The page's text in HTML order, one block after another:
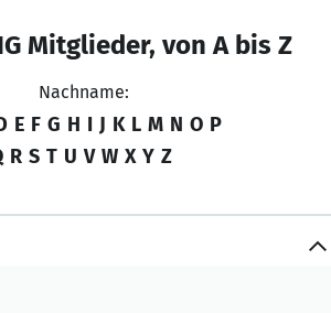
Mitglieder, von A bis Z
Nachname:
E F G H I J K L M N O P
R S T U V W X Y Z